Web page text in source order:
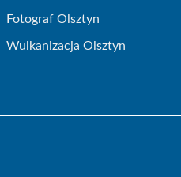
Fotograf Olsztyn
Wulkanizacja Olsztyn